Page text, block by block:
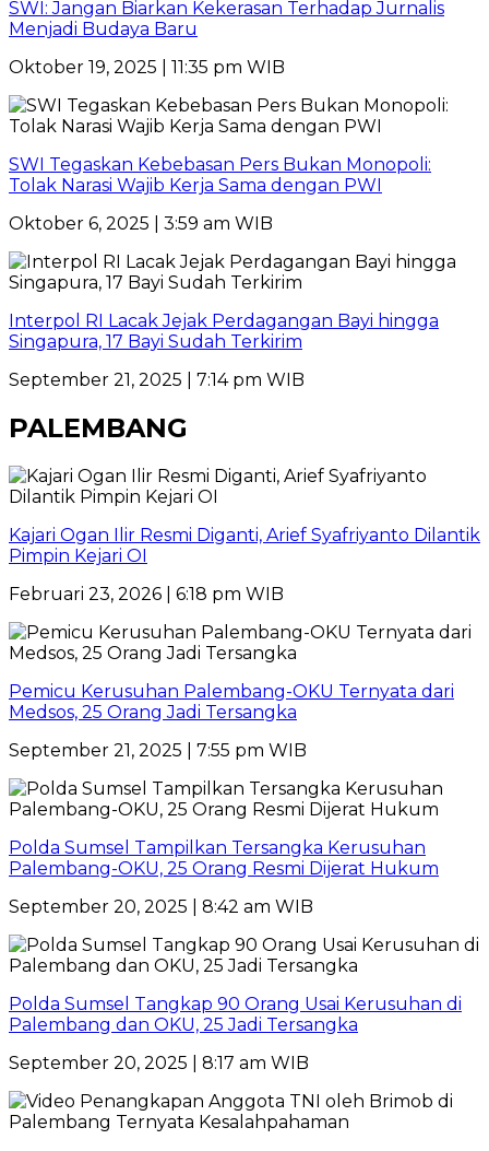
SWI: Jangan Biarkan Kekerasan Terhadap Jurnalis
Menjadi Budaya Baru
Oktober 19, 2025 | 11:35 pm WIB
SWI Tegaskan Kebebasan Pers Bukan Monopoli:
Tolak Narasi Wajib Kerja Sama dengan PWI
Oktober 6, 2025 | 3:59 am WIB
Interpol RI Lacak Jejak Perdagangan Bayi hingga
Singapura, 17 Bayi Sudah Terkirim
September 21, 2025 | 7:14 pm WIB
PALEMBANG
Kajari Ogan Ilir Resmi Diganti, Arief Syafriyanto Dilantik
Pimpin Kejari OI
Februari 23, 2026 | 6:18 pm WIB
Pemicu Kerusuhan Palembang-OKU Ternyata dari
Medsos, 25 Orang Jadi Tersangka
September 21, 2025 | 7:55 pm WIB
Polda Sumsel Tampilkan Tersangka Kerusuhan
Palembang-OKU, 25 Orang Resmi Dijerat Hukum
September 20, 2025 | 8:42 am WIB
Polda Sumsel Tangkap 90 Orang Usai Kerusuhan di
Palembang dan OKU, 25 Jadi Tersangka
September 20, 2025 | 8:17 am WIB